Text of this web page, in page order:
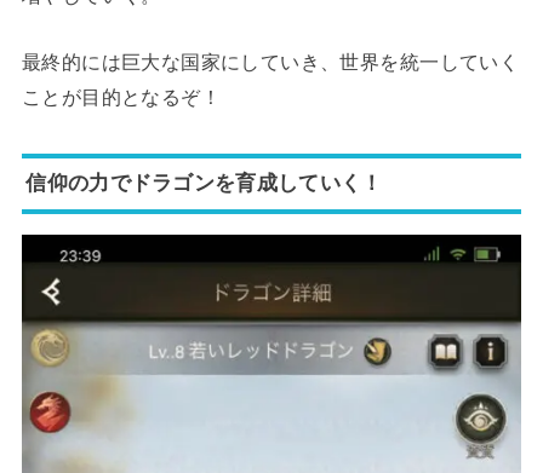
最終的には巨大な国家にしていき、世界を統一していく
ことが目的となるぞ！
信仰の力でドラゴンを育成していく！